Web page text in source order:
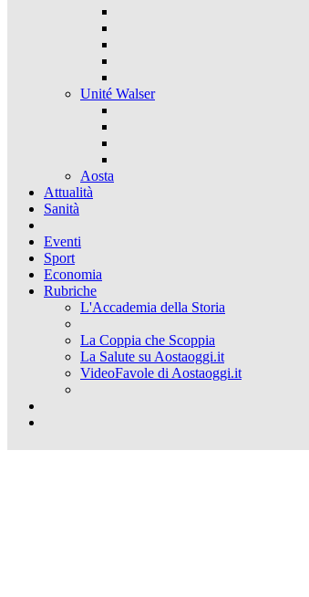
Unité Walser
Aosta
Attualità
Sanità
Eventi
Sport
Economia
Rubriche
L'Accademia della Storia
La Coppia che Scoppia
La Salute su Aostaoggi.it
VideoFavole di Aostaoggi.it